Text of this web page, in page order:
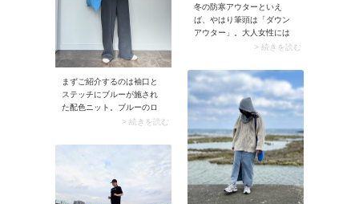
冬の防寒アウターといえ
ば、やはり筆頭は「ダウン
アウター」。大人女性には
ゆったりとしたシルエット
かい空気の層が生まれるの
で、保温性が上がります。
ダウンジャケットの場合は
腰まわりまでカバーできる
丈感だと着やすいですよ。
スナップのようなモンスタ
ーアウターもおすすめで
す。インナーはニットやシ
ャツなどを重ね着しておき
ましょう。暖房が効いた室
内に入ったときに体温調節
> 続きを読む
まずご紹介するのは袖口と
ステッチにブルーが施され
た配色ニット。ブルーのロ
ゴトートバッグを合わせれ
プ！ このときブルー以外は
くまとめるコツです。
> 続きを読む